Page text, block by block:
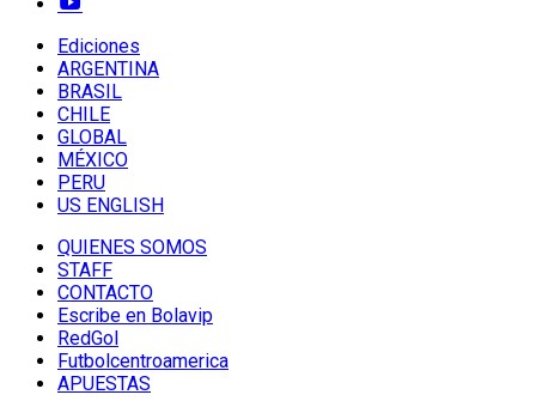
Ediciones
ARGENTINA
BRASIL
CHILE
GLOBAL
MÉXICO
PERU
US ENGLISH
QUIENES SOMOS
STAFF
CONTACTO
Escribe en Bolavip
RedGol
Futbolcentroamerica
APUESTAS